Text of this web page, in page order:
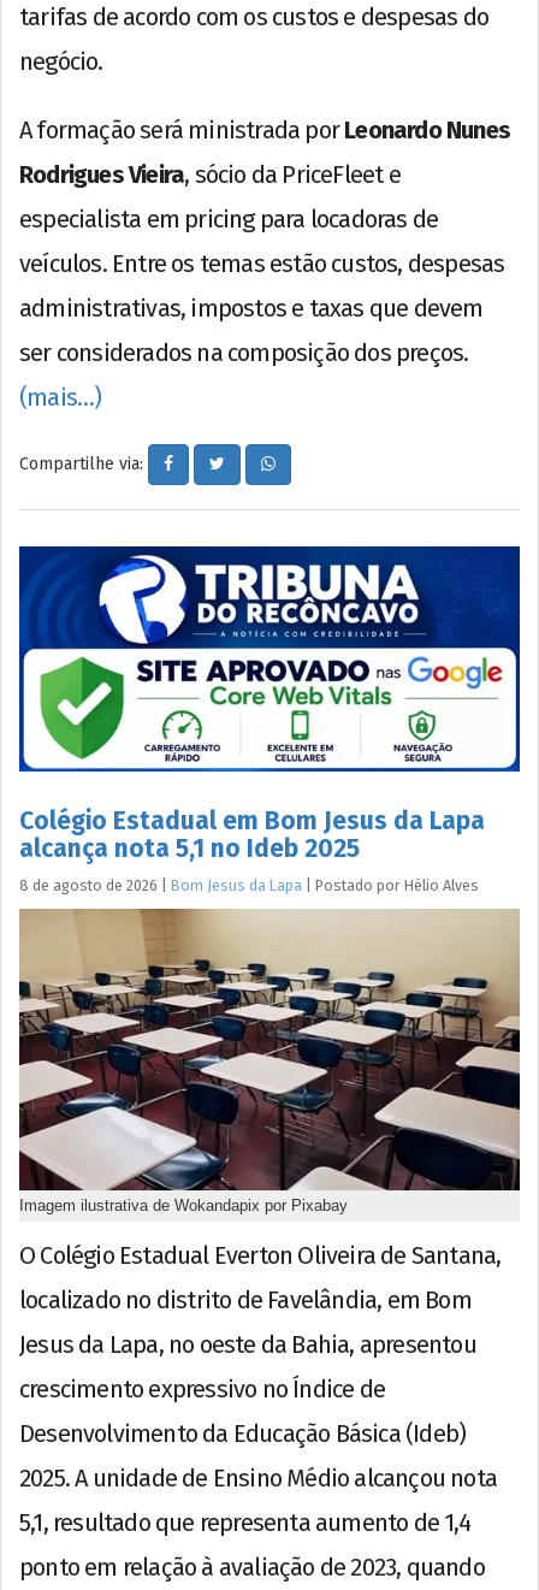
tarifas de acordo com os custos e despesas do
negócio.
A formação será ministrada porLeonardo Nunes
Rodrigues Vieira, sócio da PriceFleet e
especialista em pricing para locadoras de
veículos. Entre os temas estão custos, despesas
administrativas, impostos e taxas que devem
ser considerados na composição dos preços.
(mais…)
Compartilhe via:
Colégio Estadual em Bom Jesus da Lapa
alcança nota 5,1 no Ideb 2025
8 de agosto de 2026 Bom Jesus da Lapa Postado por Hélio Alves
Imagem ilustrativa de Wokandapix por Pixabay
O Colégio Estadual Everton Oliveira de Santana,
localizado no distrito de Favelândia, em Bom
Jesus da Lapa, no oeste da Bahia, apresentou
crescimento expressivo no Índice de
Desenvolvimento da Educação Básica (Ideb)
2025. A unidade de Ensino Médio alcançou nota
5,1, resultado que representa aumento de 1,4
ponto em relação à avaliação de 2023, quando